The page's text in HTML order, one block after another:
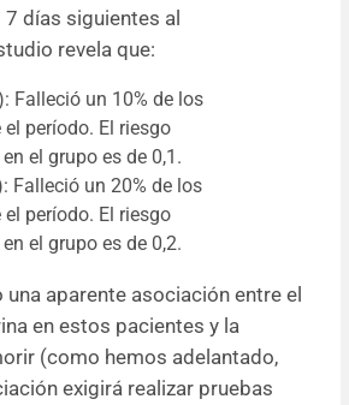
días siguientes al
revela que:
Falleció un 10% de los
período. El riesgo
el grupo es de 0,1.
Falleció un 20% de los
período. El riesgo
el grupo es de 0,2.
aparente asociación entre el
en estos pacientes y la
(como hemos adelantado,
exigirá realizar pruebas